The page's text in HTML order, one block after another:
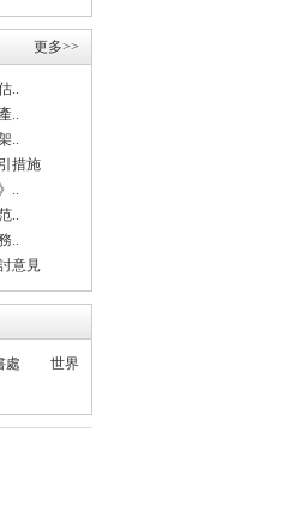
更多>>
..
..
..
措施
..
..
..
意見
處
世界